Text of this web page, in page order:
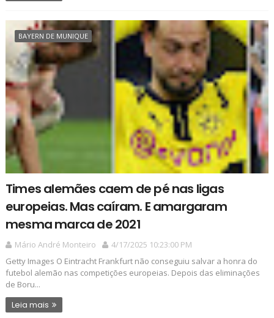
BAYERN DE MUNIQUE
Times alemães caem de pé nas ligas
europeias. Mas caíram. E amargaram
mesma marca de 2021
Mário André Monteiro
4/17/2025 10:23:00 PM
Getty Images O Eintracht Frankfurt não conseguiu salvar a honra do
futebol alemão nas competições europeias. Depois das eliminações
de Boru...
Leia mais